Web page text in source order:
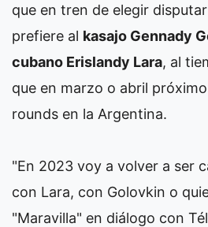
que en tren de elegir
prefiere al kasajo Gennady
cubano Erislandy Lara, al
que en marzo o abril
rounds en la Argentina.
"En 2023 voy a volver a ser
con Lara, con Golovkin o
"Maravilla" en diálogo con